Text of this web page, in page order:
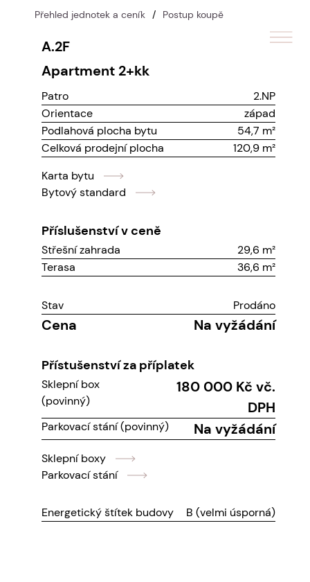
Přehled jednotek a ceník / Postup koupě
A.2F
apartment 2+kk
Patro
2.NP
Orientace
západ
Podlahová plocha bytu
54,7 m²
Celková prodejní plocha
120,9 m²
Karta bytu
Bytový standard
Příslušenství v ceně
Střešní zahrada
29,6 m²
Terasa
36,6 m²
Stav Prodáno
Cena Na vyžádání
Přístušenství za příplatek
Sklepní box
(povinný)
180 000 Kč vč.
DPH
Parkovací stání (povinný) Na vyžádání
Sklepní boxy
Parkovací stání
Energetický štítek budovy B (velmi úsporná)